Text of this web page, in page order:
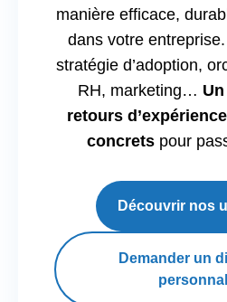
manière efficace,
dans votre
stratégie d’adoption,
RH, marketing…
retours
concrets pour
Découvrir nos
Demander un